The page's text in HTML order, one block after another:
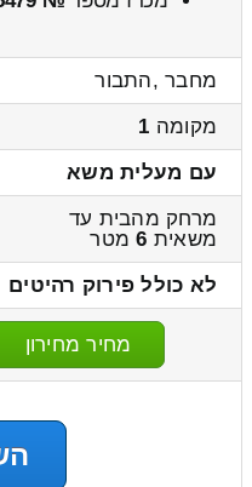
מחבר ,התבור
מקומה 1
עם מעלית משא
מרחק מהבית עד
משאית 6מטר
לא כולל פירוק רהיטים
מחיר מחירון